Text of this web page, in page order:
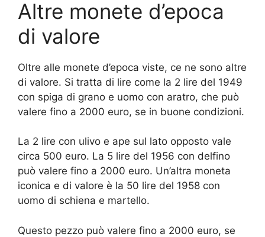
Altre monete d’epoca
di valore
Oltre alle monete d’epoca viste, ce ne sono altre
di valore. Si tratta di lire come la 2 lire del 1949
con spiga di grano e uomo con aratro, che può
valere fino a 2000 euro, se in buone condizioni.
La 2 lire con ulivo e ape sul lato opposto vale
circa 500 euro. La 5 lire del 1956 con delfino
può valere fino a 2000 euro. Un’altra moneta
iconica e di valore è la 50 lire del 1958 con
uomo di schiena e martello.
Questo pezzo può valere fino a 2000 euro, se